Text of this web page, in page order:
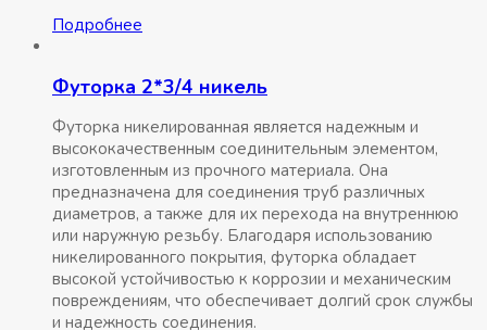
Подробнее
Футорка 2*3/4 никель
Футорка никелированная является надежным и
высококачественным соединительным элементом,
изготовленным из прочного материала. Она
предназначена для соединения труб различных
диаметров, а также для их перехода на внутреннюю
или наружную резьбу. Благодаря использованию
никелированного покрытия, футорка обладает
высокой устойчивостью к коррозии и механическим
повреждениям, что обеспечивает долгий срок службы
и надежность соединения.